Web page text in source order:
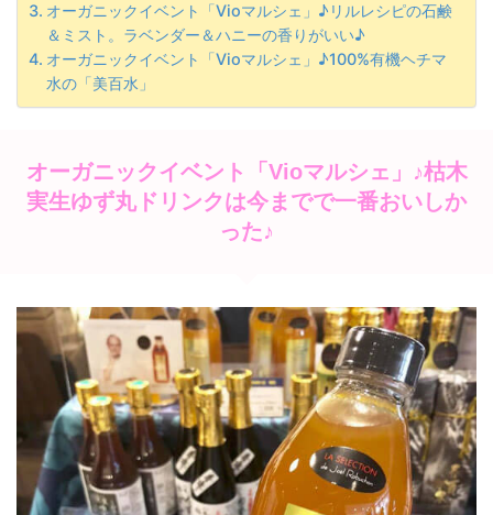
オーガニックイベント「Vioマルシェ」♪リルレシピの石鹸
＆ミスト。ラベンダー＆ハニーの香りがいい♪
オーガニックイベント「Vioマルシェ」♪100%有機ヘチマ
水の「美百水」
オーガニックイベント「Vioマルシェ」♪枯木
実生ゆず丸ドリンクは今までで一番おいしか
った♪